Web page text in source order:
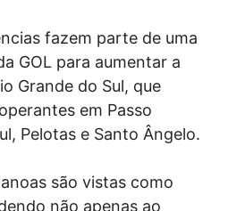
fazem parte de uma
GOL para aumentar a
Grande do Sul, que
em Passo
Pelotas e Santo Ângelo.
são vistas como
não apenas ao